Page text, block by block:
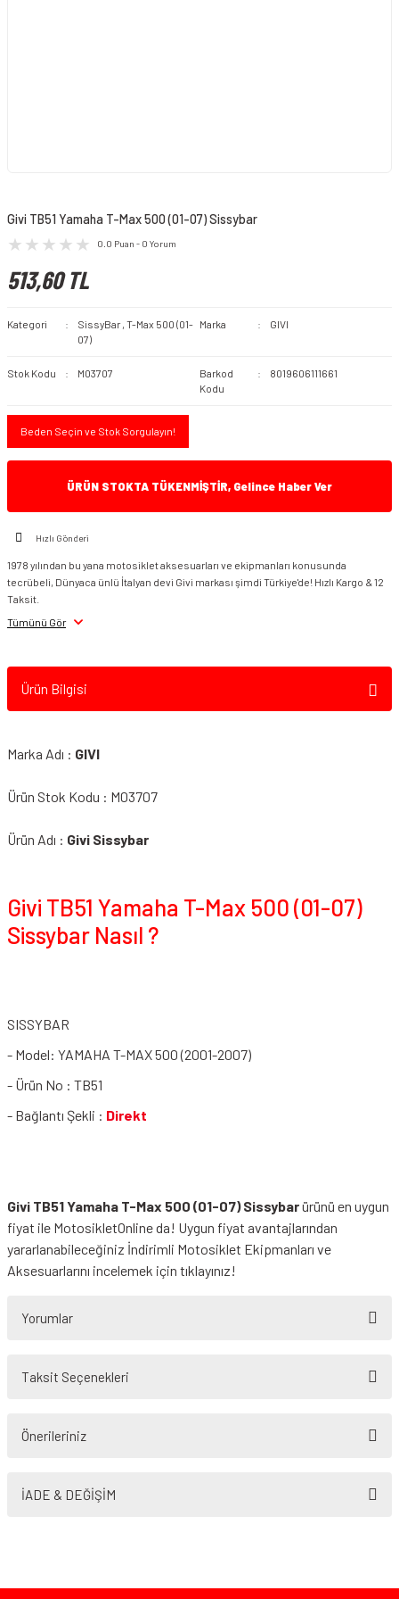
Givi TB51 Yamaha T-Max 500 (01-07) Sissybar
0.0 Puan - 0 Yorum
513,60 TL
Kategori SissyBar , T-Max 500 (01-
07)
Marka GIVI
Stok Kodu M03707
Barkod
Kodu
8019606111661
Beden Seçin ve Stok Sorgulayın!
ÜRÜN STOKTA TÜKENMİŞTİR, Gelince Haber Ver
Hızlı Gönderi
1978 yılından bu yana motosiklet aksesuarları ve ekipmanları konusunda
tecrübeli, Dünyaca ünlü İtalyan devi Givi markası şimdi Türkiye'de! Hızlı Kargo & 12
Taksit.
Tümünü Gör
Ürün Bilgisi
Marka Adı : GIVI
Ürün Stok Kodu : M03707
Ürün Adı : Givi Sissybar
Givi TB51 Yamaha T-Max 500 (01-07)
Sissybar Nasıl ?
SISSYBAR
- Model: YAMAHA T-MAX 500 (2001-2007)
- Ürün No : TB51
- Bağlantı Şekli : Direkt
Givi TB51 Yamaha T-Max 500 (01-07) Sissybarürünü en uygun
fiyat ile MotosikletOnline da! Uygun fiyat avantajlarından
yararlanabileceğiniz İndirimli Motosiklet Ekipmanları ve
Aksesuarlarını incelemek için tıklayınız!
Yorumlar
Taksit Seçenekleri
Önerileriniz
yetersiz gördüğünüz noktaları öneri formunu kullanarak tarafımıza
İADE & DEĞİŞİM